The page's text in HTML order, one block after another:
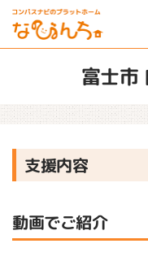
富士市
支援内容
動画でご紹介